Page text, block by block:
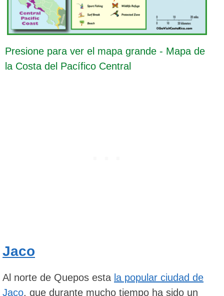
Presione para ver el mapa grande - Mapa de
la Costa del Pacífico Central
Jaco
Al norte de Quepos esta la popular ciudad de
Jaco, que durante mucho tiempo ha sido un